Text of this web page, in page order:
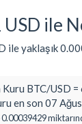
USD ile
ile yaklaşık
BTC/USD =
en son 07